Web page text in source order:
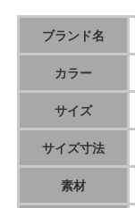
ブランド名
カラー
サイズ
サイズ寸法
素材